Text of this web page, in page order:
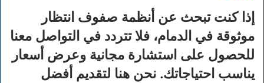
إذا كنت تبحث عن أنظمة صفوف انتظار
موثوقة في الدمام، فلا تتردد في التواصل معنا
للحصول على استشارة مجانية وعرض أسعار
يناسب احتياجاتك. نحن هنا لتقديم أفضل